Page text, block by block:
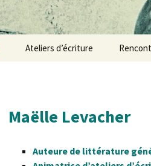
Ateliers d’écriture
Maëlle Levacher
Auteure de littérature